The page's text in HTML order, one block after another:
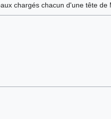
chargés chacun d'une tête de